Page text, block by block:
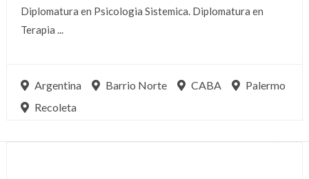
Diplomatura en Psicologia Sistemica. Diplomatura en
Terapia ...
Argentina Barrio Norte CABA
Palermo
Recoleta